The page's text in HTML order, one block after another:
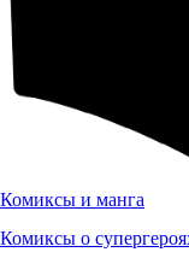
Комиксы и манга
Комиксы о